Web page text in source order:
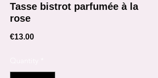
Tasse bistrot parfumée à la
rose
€13.00Price